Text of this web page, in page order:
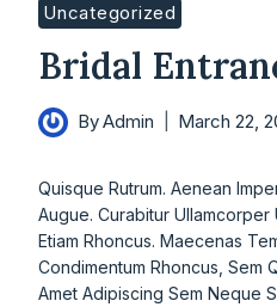
Uncategorized
Bridal
ByAdmin March 22,
Quisque Rutrum. Aenean
Augue. Curabitur Ullamcorper
Etiam Rhoncus. Maecenas
Condimentum Rhoncus, Sem
Amet Adipiscing Sem Neque